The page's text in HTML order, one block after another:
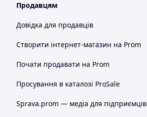
Продавцям
Довідка для продавців
Створити інтернет-магазин на Prom
Почати продавати на Prom
Просування в каталозі ProSale
Sprava.prom — медіа для підприємців